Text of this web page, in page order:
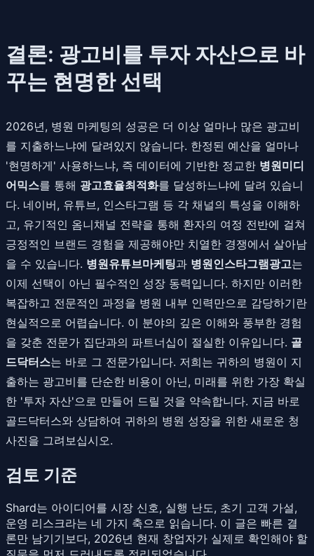
결론: 광고비를 투자 자산으로 바
꾸는 현명한 선택
2026년, 병원 마케팅의 성공은 더 이상 얼마나 많은 광고비
를 지출하느냐에 달려있지 않습니다. 한정된 예산을 얼마나
'현명하게' 사용하느냐, 즉 데이터에 기반한 정교한 병원미디
어믹스를 통해 광고효율최적화를 달성하느냐에 달려 있습니
다. 네이버, 유튜브, 인스타그램 등 각 채널의 특성을 이해하
고, 유기적인 옴니채널 전략을 통해 환자의 여정 전반에 걸쳐
긍정적인 브랜드 경험을 제공해야만 치열한 경쟁에서 살아남
을 수 있습니다. 병원유튜브마케팅과 병원인스타그램광고는
이제 선택이 아닌 필수적인 성장 동력입니다. 하지만 이러한
복잡하고 전문적인 과정을 병원 내부 인력만으로 감당하기란
현실적으로 어렵습니다. 이 분야의 깊은 이해와 풍부한 경험
을 갖춘 전문가 집단과의 파트너십이 절실한 이유입니다. 골
드닥터스는 바로 그 전문가입니다. 저희는 귀하의 병원이 지
출하는 광고비를 단순한 비용이 아닌, 미래를 위한 가장 확실
한 '투자 자산'으로 만들어 드릴 것을 약속합니다. 지금 바로
골드닥터스와 상담하여 귀하의 병원 성장을 위한 새로운 청
사진을 그려보십시오.
검토 기준
Shard는 아이디어를 시장 신호, 실행 난도, 초기 고객 가설,
운영 리스크라는 네 가지 축으로 읽습니다. 이 글은 빠른 결
론만 남기기보다, 2026년 현재 창업자가 실제로 확인해야 할